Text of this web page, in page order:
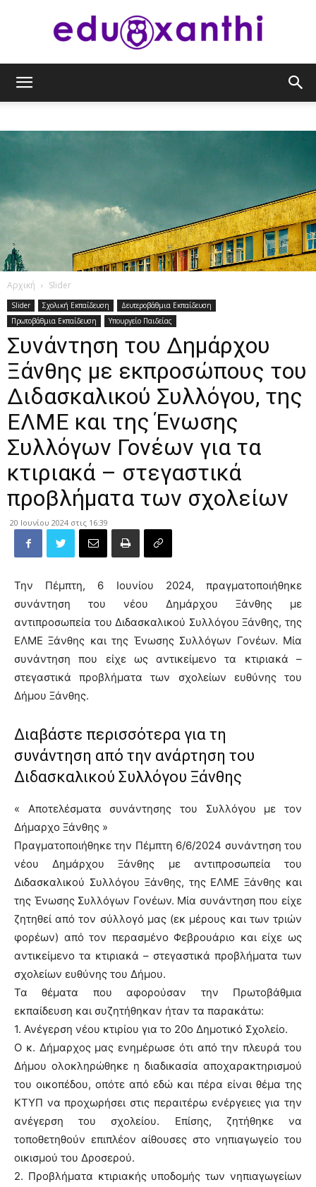
Αρχική Slider
Slider Σχολική Εκπαίδευση
Δευτεροβάθμια Εκπαίδευση
Πρωτοβάθμια Εκπαίδευση
Υπουργείο Παιδείας
Συνάντηση του Δημάρχου
Ξάνθης με εκπροσώπους του
Διδασκαλικού Συλλόγου, της
ΕΛΜΕ και της Ένωσης
Συλλόγων Γονέων για τα
κτιριακά – στεγαστικά
προβλήματα των σχολείων
20 Ιουνίου 2024 στις 16:39
Την Πέμπτη, 6 Ιουνίου 2024, πραγματοποιήθηκε
συνάντηση του νέου Δημάρχου Ξάνθης με
αντιπροσωπεία του Διδασκαλικού Συλλόγου Ξάνθης, της
ΕΛΜΕ Ξάνθης και της Ένωσης Συλλόγων Γονέων. Μία
συνάντηση που είχε ως αντικείμενο τα κτιριακά –
στεγαστικά προβλήματα των σχολείων ευθύνης του
Δήμου Ξάνθης.
Διαβάστε περισσότερα για τη
συνάντηση από την ανάρτηση του
Διδασκαλικού Συλλόγου Ξάνθης
« Αποτελέσματα συνάντησης του Συλλόγου με τον
Δήμαρχο Ξάνθης »
Πραγματοποιήθηκε την Πέμπτη 6/6/2024 συνάντηση του
νέου Δημάρχου Ξάνθης με αντιπροσωπεία του
Διδασκαλικού Συλλόγου Ξάνθης, της ΕΛΜΕ Ξάνθης και
της Ένωσης Συλλόγων Γονέων. Μία συνάντηση που είχε
ζητηθεί από τον σύλλογό μας (εκ μέρους και των τριών
φορέων) από τον περασμένο Φεβρουάριο και είχε ως
αντικείμενο τα κτιριακά – στεγαστικά προβλήματα των
σχολείων ευθύνης του Δήμου.
Τα θέματα που αφορούσαν την Πρωτοβάθμια
εκπαίδευση και συζητήθηκαν ήταν τα παρακάτω:
1. Ανέγερση νέου κτιρίου για το 20ο Δημοτικό Σχολείο.
Ο κ. Δήμαρχος μας ενημέρωσε ότι από την πλευρά του
Δήμου ολοκληρώθηκε η διαδικασία αποχαρακτηρισμού
του οικοπέδου, οπότε από εδώ και πέρα είναι θέμα της
ΚΤΥΠ να προχωρήσει στις περαιτέρω ενέργειες για την
ανέγερση του σχολείου. Επίσης, ζητήθηκε να
τοποθετηθούν επιπλέον αίθουσες στο νηπιαγωγείο του
οικισμού του Δροσερού.
2. Προβλήματα κτιριακής υποδομής των νηπιαγωγείων